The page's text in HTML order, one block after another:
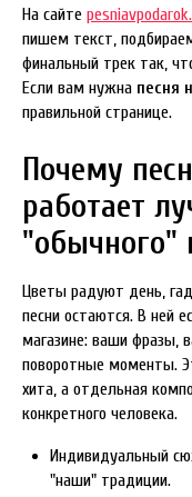
На сайте
пишем текст,
финальный трек так,
Если вам нужна песня
правильной странице.
Почему
работает
"обычного"
Цветы радуют день,
песни остаются. В ней
магазине: ваши фразы,
поворотные моменты.
хита, а отдельная
конкретного человека.
Индивидуальный
"наши" традиции.